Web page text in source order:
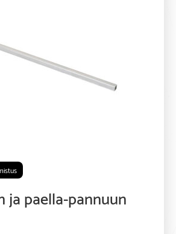
ja paella-pannuun